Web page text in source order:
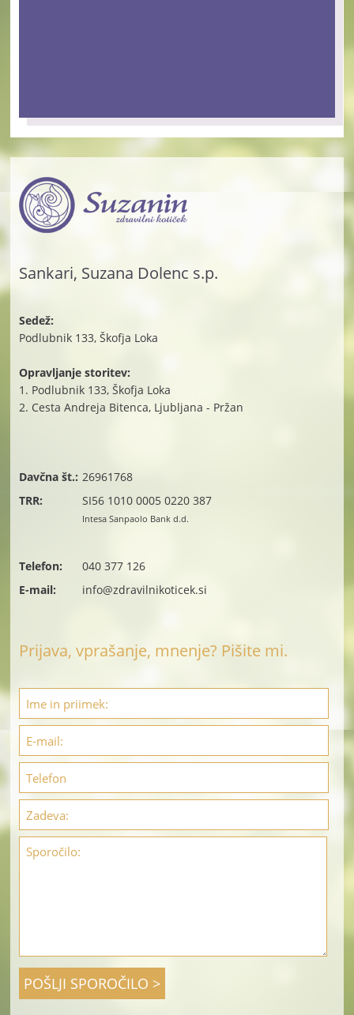
Sankari, Suzana Dolenc s.p.
Sedež:
Podlubnik 133, Škofja Loka
Opravljanje storitev:
1. Podlubnik 133, Škofja Loka
2. Cesta Andreja Bitenca, Ljubljana - Pržan
Davčna št.: 26961768
TRR:
SI56 1010 0005 0220 387
Intesa Sanpaolo Bank d.d.
Telefon:
040 377 126
E-mail:
info@zdravilnikoticek.si
Prijava, vprašanje, mnenje? Pišite mi.